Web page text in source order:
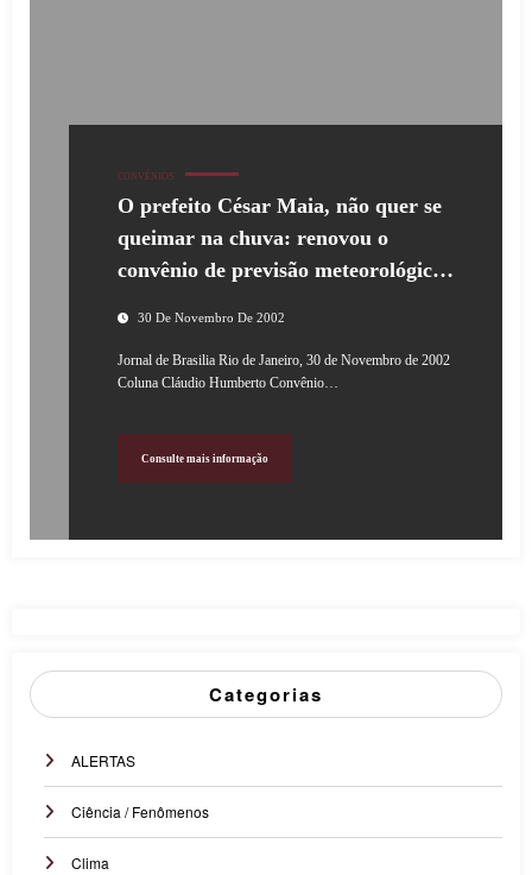
CONVÊNIOS
O prefeito César Maia, não quer se
queimar na chuva: renovou o
convênio de previsão meteorológica
30 De Novembro De 2002
Jornal de Brasilia Rio de Janeiro, 30 de Novembro de 2002
Coluna Cláudio Humberto Convênio…
Consulte mais informação
Categorias
ALERTAS
Ciência / Fenômenos
Clima